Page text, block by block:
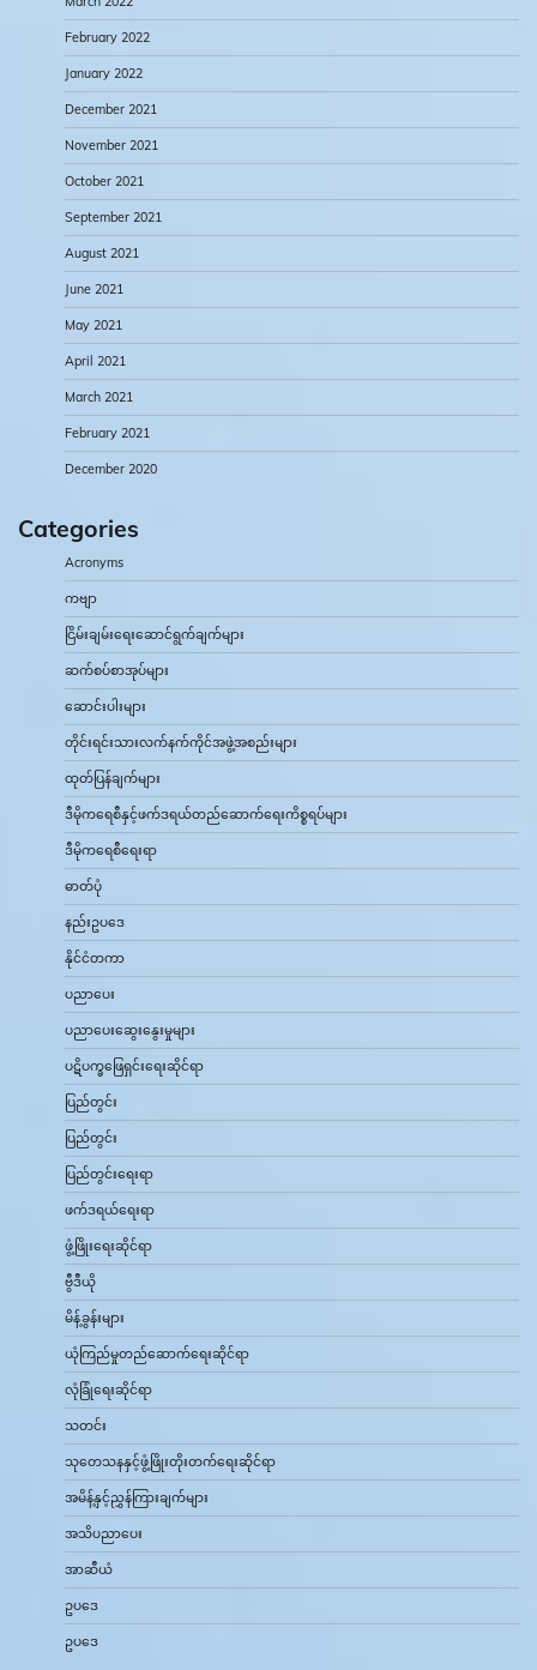
February 2022
January 2022
December 2021
November 2021
October 2021
September 2021
August 2021
June 2021
May 2021
April 2021
March 2021
February 2021
December 2020
Categories
Acronyms
ကဗျာ
ငြိမ်းချမ်းရေးဆောင်ရွက်ချက်များ
ဆက်စပ်စာအုပ်များ
ဆောင်းပါးများ
တိုင်းရင်းသားလက်နက်ကိုင်အဖွဲ့အစည်းများ
ထုတ်ပြန်ချက်များ
ဒီမိုကရေစီနှင့်ဖက်ဒရယ်တည်ဆောက်‌ရေးကိစ္စရပ်များ
ဒီမိုကရေစီရေးရာ
ဓာတ်ပုံ
နည်းဥပဒေ
နိုင်ငံတကာ
ပညာပေး
ပညာပေးဆွေးနွေးမှုများ
ပဋိပက္ခဖြေရှင်းရေးဆိုင်ရာ
ပြည်တွင်း
ပြည်တွင်း
ပြည်တွင်းရေးရာ
ဖက်ဒရယ်ရေးရာ
ဖွံ့ဖြိုးရေးဆိုင်ရာ
ဗွီဒီယို
မိန့်ခွန်းများ
ယုံကြည်မှုတည်ဆောက်ရေးဆိုင်ရာ
လုံခြုံရေးဆိုင်ရာ
သတင်း
သုတေသနနှင့်ဖွံ့ဖြိုးတိုးတက်ရေးဆိုင်ရာ
အမိန့်နှင့်ညွှန်ကြားချက်များ
အသိပညာပေး
အာဆီယံ
ဥပဒေ
ဥပဒေ